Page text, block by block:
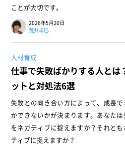
ことが大切です。
2026年5月20日
荒井卓巳
人材育成
仕事で失敗ばかりする人とは
ットと対処法6選
失敗との向き合い方によって、成長で
かできないかが決まります。あなたは
をネガティブに捉えますか？それとも
ティブに捉えますか？